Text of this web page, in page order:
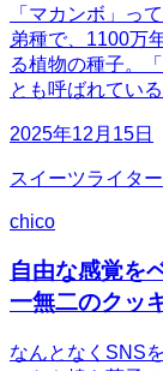
「マカンボ」っ
弟種で、1100万
る植物の種子。
とも呼ばれてい
2025年12月15日
スイーツライター
chico
自由な感覚を
一無二のクッ
なんとなくSNS